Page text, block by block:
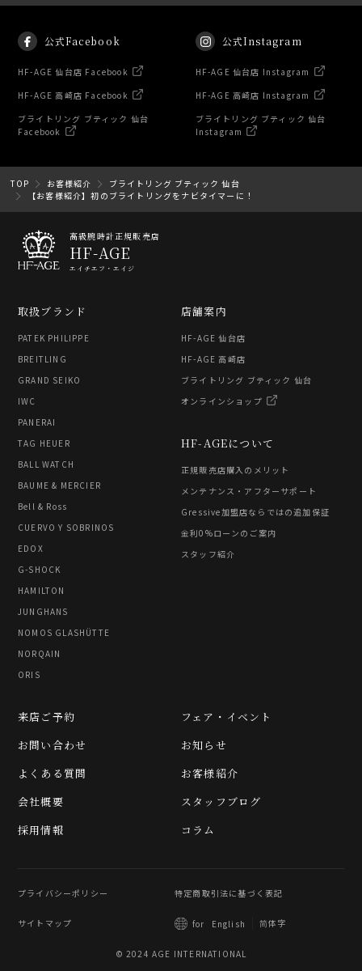
公式Facebook
HF-AGE 仙台店 Facebook
HF-AGE 高崎店 Facebook
ブライトリング ブティック 仙台
Facebook
公式Instagram
HF-AGE 仙台店 Instagram
HF-AGE 高崎店 Instagram
ブライトリング ブティック 仙台
Instagram
TOP お客様紹介
ブライトリング ブティック 仙台
【お客様紹介】初のブライトリングをナビタイマーに！
高級腕時計正規販売店
HF-AGE
エイチエフ・エイジ
取扱ブランド
PATEK PHILIPPE
BREITLING
GRAND SEIKO
IWC
PANERAI
TAG HEUER
BALL WATCH
BAUME & MERCIER
Bell & Ross
CUERVO Y SOBRINOS
EDOX
G-SHOCK
HAMILTON
JUNGHANS
NOMOS GLASHÜTTE
NORQAIN
ORIS
HF-AGEについて
正規販売店購入のメリット
メンテナンス・アフターサポート
Gressive加盟店ならではの追加保証
金利0%ローンのご案内
スタッフ紹介
店舗案内
HF-AGE 仙台店
HF-AGE 高崎店
ブライトリング ブティック 仙台
オンラインショップ
フェア・イベント
お知らせ
お客様紹介
スタッフブログ
コラム
来店ご予約
お問い合わせ
よくある質問
会社概要
採用情報
プライバシーポリシー 特定商取引法に基づく表記
サイトマップ for English 简体字
© 2024 AGE INTERNATIONAL